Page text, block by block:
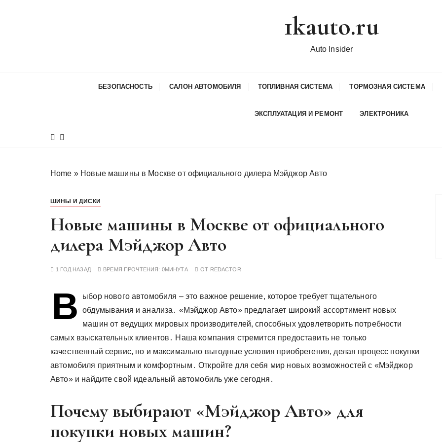
1kauto.ru
Auto Insider
БЕЗОПАСНОСТЬ САЛОН АВТОМОБИЛЯ ТОПЛИВНАЯ СИСТЕМА ТОРМОЗНАЯ СИСТЕМА
ЭКСПЛУАТАЦИЯ И РЕМОНТ ЭЛЕКТРОНИКА
Home » Новые машины в Москве от официального дилера Мэйджор Авто
ШИНЫ И ДИСКИ
Новые машины в Москве от официального
дилера Мэйджор Авто
1 ГОД НАЗАД ВРЕМЯ ПРОЧТЕНИЯ: 0МИНУТА ОТ REDACTOR
В
ыбор нового автомобиля – это важное решение, которое требует тщательного
обдумывания и анализа․ «Мэйджор Авто» предлагает широкий ассортимент новых
машин от ведущих мировых производителей, способных удовлетворить потребности
самых взыскательных клиентов․ Наша компания стремится предоставить не только
качественный сервис, но и максимально выгодные условия приобретения, делая процесс покупки
автомобиля приятным и комфортным․ Откройте для себя мир новых возможностей с «Мэйджор
Авто» и найдите свой идеальный автомобиль уже сегодня․
Почему выбирают «Мэйджор Авто» для
покупки новых машин?